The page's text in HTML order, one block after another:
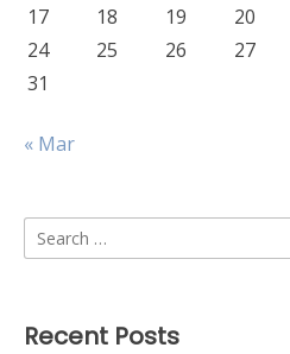
17
18 19 20
24
25 26 27
31
« Mar
Search
for:
Recent Posts